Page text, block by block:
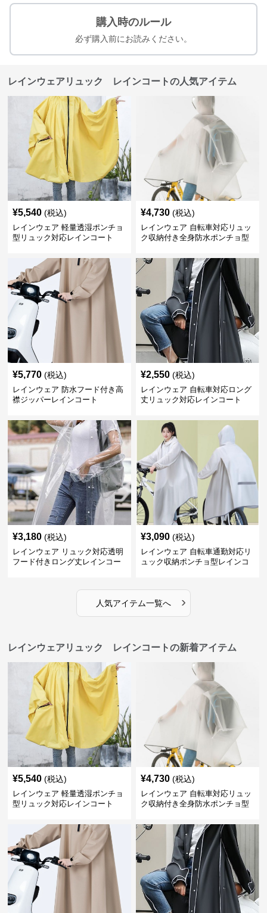
購入時のルール
必ず購入前にお読みください。
レインウェアリュック レインコートの人気アイテム
¥5,540 (税込)
レインウェア 軽量透湿ポンチョ
型リュック対応レインコート
¥4,730 (税込)
レインウェア 自転車対応リュッ
ク収納付き全身防水ポンチョ型
¥5,770 (税込)
レインウェア 防水フード付き高
襟ジッパーレインコート
¥2,550 (税込)
レインウェア 自転車対応ロング
丈リュック対応レインコート
¥3,180 (税込)
レインウェア リュック対応透明
フード付きロング丈レインコー
¥3,090 (税込)
レインウェア 自転車通勤対応リ
ュック収納ポンチョ型レインコ
人気アイテム一覧へ ›
レインウェアリュック レインコートの新着アイテム
¥5,540 (税込)
レインウェア 軽量透湿ポンチョ
型リュック対応レインコート
¥4,730 (税込)
レインウェア 自転車対応リュッ
ク収納付き全身防水ポンチョ型